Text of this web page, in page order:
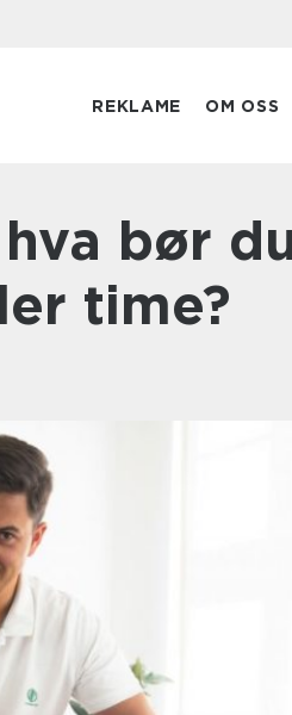
REKLAME OM OSS
time?